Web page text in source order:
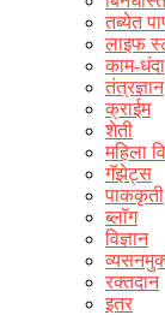
तब्येत
लाइफ
काम-धंदा
तंत्रज्ञान
क्राईम
शेती
महिला
गॅझेट्स
पाककृती
ब्लॉग
विज्ञान
रक्‍तदान
इतर